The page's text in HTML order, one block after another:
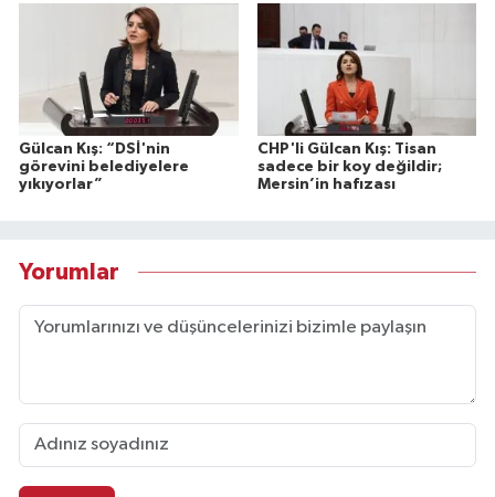
Gülcan Kış: “DSİ'nin
görevini belediyelere
yıkıyorlar”
CHP'li Gülcan Kış: Tisan
sadece bir koy değildir;
Mersin’in hafızası
Yorumlar